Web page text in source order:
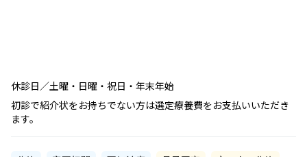
休診日／土曜・日曜・祝日・年末年始
初診で紹介状をお持ちでない方は選定療養費をお支払いいただき
ます。